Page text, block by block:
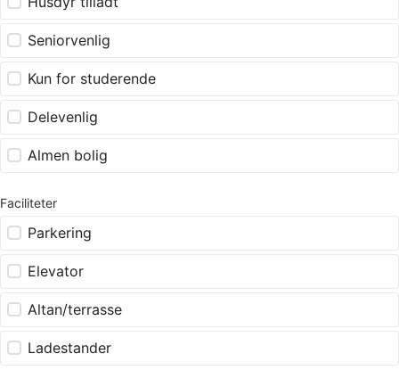
Seniorvenlig
Kun for studerende
Delevenlig
Almen bolig
Faciliteter
Parkering
Elevator
Altan/terrasse
Ladestander